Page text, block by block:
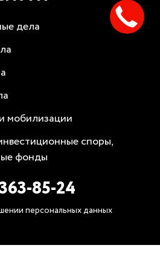
дела
мобилизации
споры,
фонды
85-24
персональных данных